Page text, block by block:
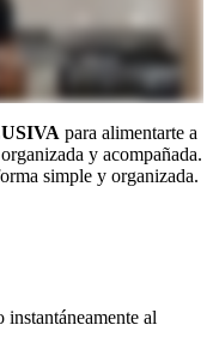
para alimentarte a
y acompañada.
simple y organizada.
al